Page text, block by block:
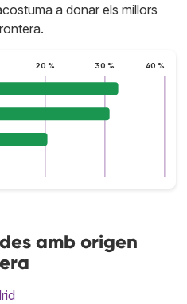
a donar els millors
20 % 30 % 40 %
amb origen